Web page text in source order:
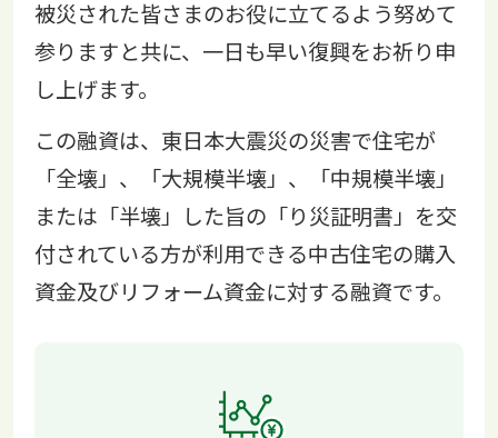
被災された皆さまのお役に立てるよう努めて
参りますと共に、一日も早い復興をお祈り申
し上げます。
この融資は、東日本大震災の災害で住宅が
「全壊」、「大規模半壊」、「中規模半壊」
または「半壊」した旨の「り災証明書」を交
付されている方が利用できる中古住宅の購入
資金及びリフォーム資金に対する融資です。